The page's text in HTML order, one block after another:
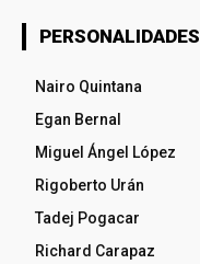
PERSONALIDADES
Nairo Quintana
Egan Bernal
Miguel Ángel López
Rigoberto Urán
Tadej Pogacar
Richard Carapaz